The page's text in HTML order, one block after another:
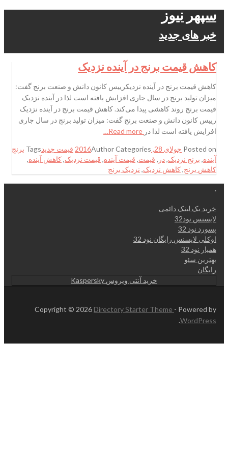
سپهر نیوز
خبر های جدید
کاهش قیمت برنج در آینده نزدیک
کاهش قیمت برنج در آینده نزدیکرییس کانون دانش و صنعت برنج گفت:
میزان تولید برنج در سال جاری افزایش یافته است لذا در آینده نزدیک
قیمت برنج روند کاهشی پیدا می‌کند. کاهش قیمت برنج در آینده نزدیک
رییس کانون دانش و صنعت برنج گفت: میزان تولید برنج در سال جاری
افزایش یافته است لذا در
Posted on جولای 28, 2016 AuthorCategories قیمت جدیدTags برنج
آینده, برنج نزدیک,در , قیمت, قیمت آینده, قیمت نزدیک,کاهش آینده,
کاهش برنج,کاهش نزدیک, نزدیک برنج
.
خرید بک لینک دائمی
لایسنس نود32
پسورد نود 32
اوکلی لایسنس رایگان نود 32
همیار نود 32
بهترین سئو
رایگان
خرید آنتی ویروس Kaspersky
Copyright © 2026 Directory Starter Theme - Powered by
WordPress
.